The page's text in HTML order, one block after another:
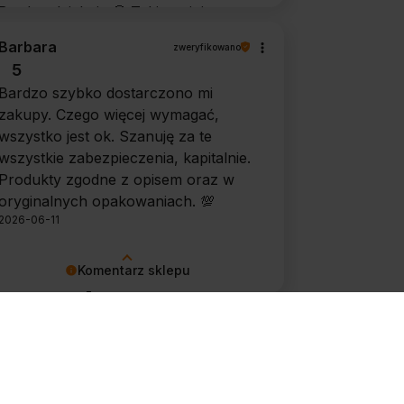
Bardzo dziękuję 🙂 Takie opinie
Komentarz sklepu
🙂 Takie opinie lubimy
Barbara zweryfikowano
5
Bardzo szybko dostarczono mi
zakupy. Czego więcej wymagać,
wszystko jest ok. Szanuję za te
wszystkie zabezpieczenia, kapitalnie.
Produkty zgodne z opisem oraz w
oryginalnych opakowaniach. 💯
2026-06-11